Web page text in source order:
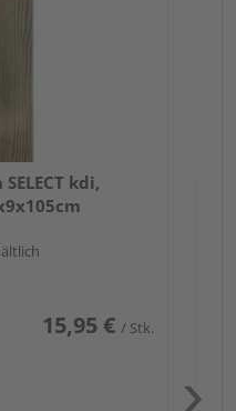
kdi,
15,95 € / Stk.